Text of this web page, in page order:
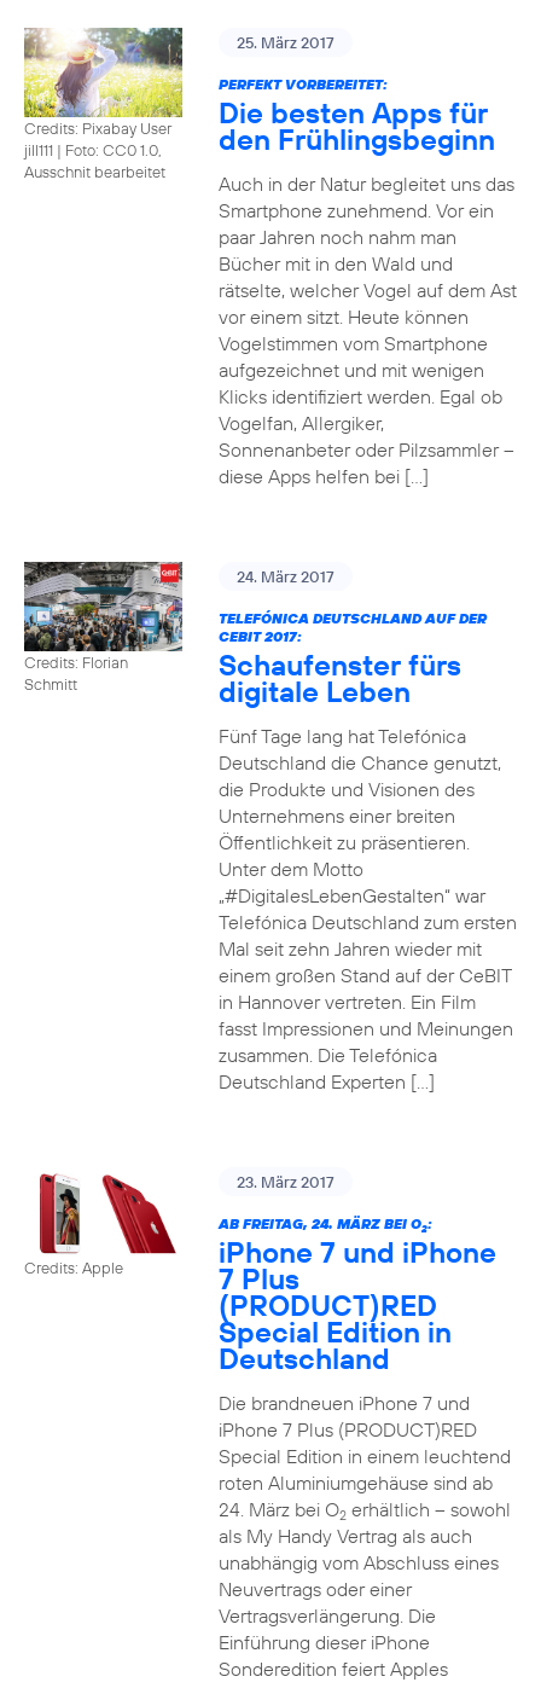
Credits: Pixabay User
jill111 | Foto: CC0 1.0,
Ausschnit bearbeitet
25. März 2017
PERFEKT VORBEREITET:
Die besten Apps für
den Frühlingsbeginn
Auch in der Natur begleitet uns das
Smartphone zunehmend. Vor ein
paar Jahren noch nahm man
Bücher mit in den Wald und
rätselte, welcher Vogel auf dem Ast
vor einem sitzt. Heute können
Vogelstimmen vom Smartphone
aufgezeichnet und mit wenigen
Klicks identifiziert werden. Egal ob
Vogelfan, Allergiker,
Sonnenanbeter oder Pilzsammler –
diese Apps helfen bei […]
Credits: Florian
Schmitt
24. März 2017
TELEFÓNICA DEUTSCHLAND AUF DER
CEBIT 2017:
Schaufenster fürs
digitale Leben
Fünf Tage lang hat Telefónica
Deutschland die Chance genutzt,
die Produkte und Visionen des
Unternehmens einer breiten
Öffentlichkeit zu präsentieren.
Unter dem Motto
„#DigitalesLebenGestalten“ war
Telefónica Deutschland zum ersten
Mal seit zehn Jahren wieder mit
einem großen Stand auf der CeBIT
in Hannover vertreten. Ein Film
fasst Impressionen und Meinungen
zusammen. Die Telefónica
Deutschland Experten […]
Credits: Apple
23. März 2017
AB FREITAG, 24. MÄRZ BEI O2:
iPhone 7 und iPhone
7 Plus
(PRODUCT)RED
Special Edition in
Deutschland
Die brandneuen iPhone 7 und
iPhone 7 Plus (PRODUCT)RED
Special Edition in einem leuchtend
roten Aluminiumgehäuse sind ab
24. März bei O2erhältlich – sowohl
als My Handy Vertrag als auch
unabhängig vom Abschluss eines
Neuvertrags oder einer
Vertragsverlängerung. Die
Einführung dieser iPhone
Sonderedition feiert Apples